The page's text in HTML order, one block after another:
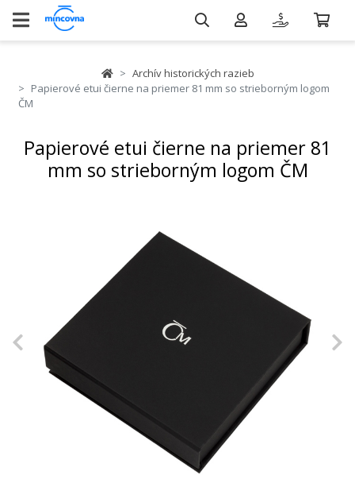
Archív historických razieb
Papierové etui čierne na priemer 81 mm so strieborným logom
ČM
Papierové etui čierne na priemer 81
mm so strieborným logom ČM
Previous